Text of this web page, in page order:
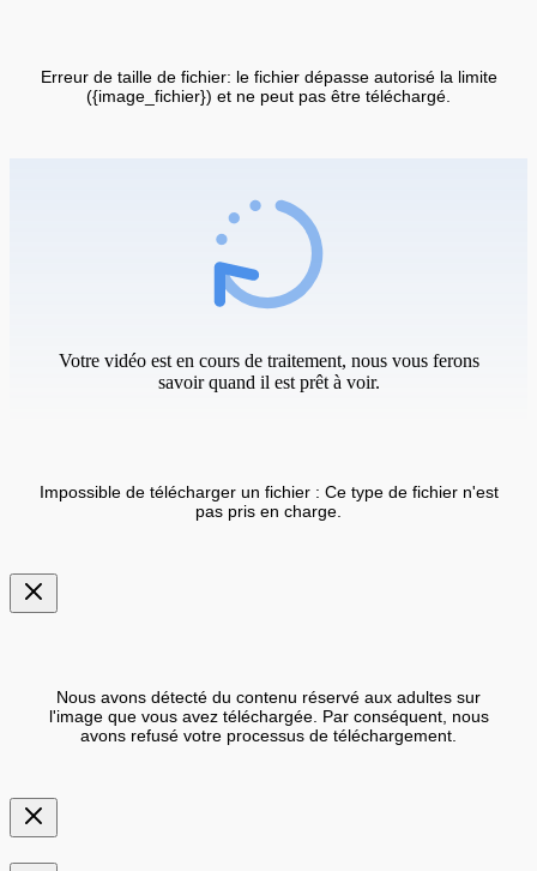
Erreur de taille de fichier: le fichier dépasse autorisé la limite
({image_fichier}) et ne peut pas être téléchargé.
Votre vidéo est en cours de traitement, nous vous ferons
savoir quand il est prêt à voir.
Impossible de télécharger un fichier : Ce type de fichier n'est
pas pris en charge.
Nous avons détecté du contenu réservé aux adultes sur
l'image que vous avez téléchargée. Par conséquent, nous
avons refusé votre processus de téléchargement.